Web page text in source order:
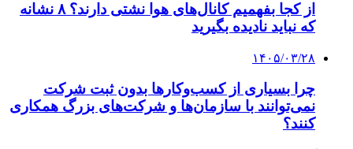
ستاره آرژانتینی به پاریس نزدیک شد | چلسی به
دنبال هافبک میانی
۱۴۰۳/۱۰/۳۰
بازیکنان خارجی‌ سپاهان به ایران بازگشتند
۱۴۰۴/۱۰/۱۰